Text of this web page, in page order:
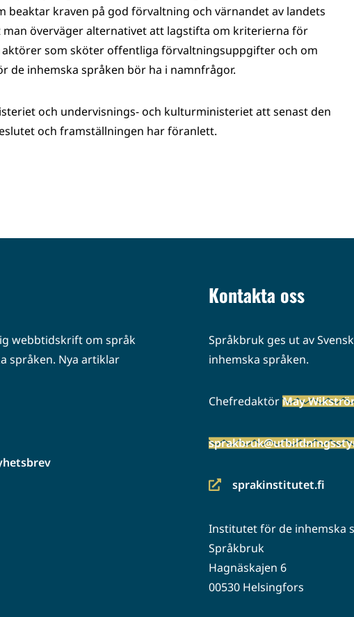
beaktar kraven på god förvaltning och värnandet av landets
överväger alternativet att lagstifta om kriterierna för
som sköter offentliga förvaltningsuppgifter och om
de inhemska språken bör ha i namnfrågor.
och undervisnings- och kulturministeriet att senast den
och framställningen har föranlett.
webbtidskrift om språk
språken. Nya artiklar
Kontakta oss
Språkbruk ges ut av
inhemska språken.
ChefredaktörMay
sprakinstitutet.fi
(siirryt
palveluun)
Institutet för de inhemska
Språkbruk
Hagnäskajen 6
00530 Helsingfors